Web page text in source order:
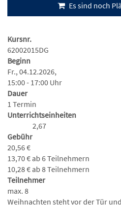
Es sind noch
Kursnr.
62002015DG
Beginn
Fr., 04.12.2026,
15:00 - 17:00 Uhr
Dauer
1 Termin
Unterrichtseinheiten
2,67
Gebühr
20,56 €
13,70 € ab 6 Teilnehmern
10,28 € ab 8 Teilnehmern
Teilnehmer
max. 8
Weihnachten steht vor der Tür